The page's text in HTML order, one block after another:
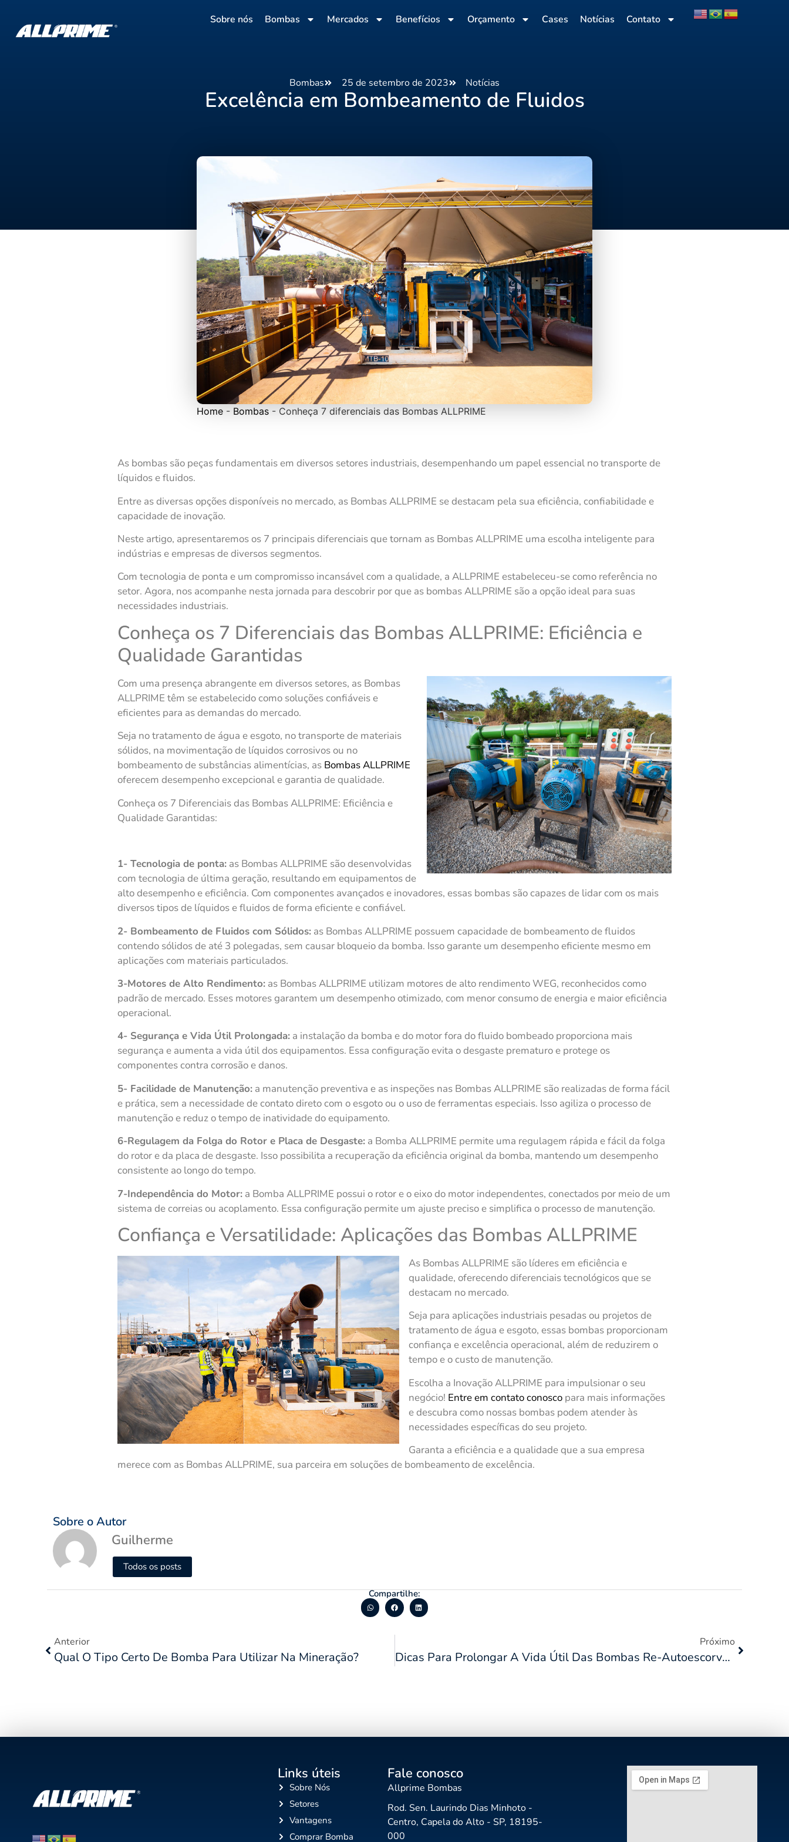
Sobre nós Bombas Mercados Benefícios Orçamento Cases Notícias Contato
Bombas 25 de setembro de 2023 Notícias
Excelência em Bombeamento de Fluidos
Home - Bombas - Conheça 7 diferenciais das Bombas ALLPRIME
As bombas são peças fundamentais em diversos setores industriais, desempenhando um papel essencial no transporte de
líquidos e fluidos.
Entre as diversas opções disponíveis no mercado, as Bombas ALLPRIME se destacam pela sua eficiência, confiabilidade e
capacidade de inovação.
Neste artigo, apresentaremos os 7 principais diferenciais que tornam as Bombas ALLPRIME uma escolha inteligente para
indústrias e empresas de diversos segmentos.
Com tecnologia de ponta e um compromisso incansável com a qualidade, a ALLPRIME estabeleceu-se como referência no
setor. Agora, nos acompanhe nesta jornada para descobrir por que as bombas ALLPRIME são a opção ideal para suas
necessidades industriais.
Conheça os 7 Diferenciais das Bombas ALLPRIME: Eficiência e
Qualidade Garantidas
Com uma presença abrangente em diversos setores, as Bombas
ALLPRIME têm se estabelecido como soluções confiáveis e
eficientes para as demandas do mercado.
Seja no tratamento de água e esgoto, no transporte de materiais
sólidos, na movimentação de líquidos corrosivos ou no
bombeamento de substâncias alimentícias, as Bombas ALLPRIME
oferecem desempenho excepcional e garantia de qualidade.
Conheça os 7 Diferenciais das Bombas ALLPRIME: Eficiência e
Qualidade Garantidas:
1- Tecnologia de ponta: as Bombas ALLPRIME são desenvolvidas
com tecnologia de última geração, resultando em equipamentos de
alto desempenho e eficiência. Com componentes avançados e inovadores, essas bombas são capazes de lidar com os mais
diversos tipos de líquidos e fluidos de forma eficiente e confiável.
2- Bombeamento de Fluidos com Sólidos: as Bombas ALLPRIME possuem capacidade de bombeamento de fluidos
contendo sólidos de até 3 polegadas, sem causar bloqueio da bomba. Isso garante um desempenho eficiente mesmo em
aplicações com materiais particulados.
3-Motores de Alto Rendimento: as Bombas ALLPRIME utilizam motores de alto rendimento WEG, reconhecidos como
padrão de mercado. Esses motores garantem um desempenho otimizado, com menor consumo de energia e maior eficiência
operacional.
4- Segurança e Vida Útil Prolongada: a instalação da bomba e do motor fora do fluido bombeado proporciona mais
segurança e aumenta a vida útil dos equipamentos. Essa configuração evita o desgaste prematuro e protege os
componentes contra corrosão e danos.
5- Facilidade de Manutenção: a manutenção preventiva e as inspeções nas Bombas ALLPRIME são realizadas de forma fácil
e prática, sem a necessidade de contato direto com o esgoto ou o uso de ferramentas especiais. Isso agiliza o processo de
manutenção e reduz o tempo de inatividade do equipamento.
6-Regulagem da Folga do Rotor e Placa de Desgaste: a Bomba ALLPRIME permite uma regulagem rápida e fácil da folga
do rotor e da placa de desgaste. Isso possibilita a recuperação da eficiência original da bomba, mantendo um desempenho
consistente ao longo do tempo.
7-Independência do Motor: a Bomba ALLPRIME possui o rotor e o eixo do motor independentes, conectados por meio de um
sistema de correias ou acoplamento. Essa configuração permite um ajuste preciso e simplifica o processo de manutenção.
Confiança e Versatilidade: Aplicações das Bombas ALLPRIME
As Bombas ALLPRIME são líderes em eficiência e
qualidade, oferecendo diferenciais tecnológicos que se
destacam no mercado.
Seja para aplicações industriais pesadas ou projetos de
tratamento de água e esgoto, essas bombas proporcionam
confiança e excelência operacional, além de reduzirem o
tempo e o custo de manutenção.
Escolha a Inovação ALLPRIME para impulsionar o seu
negócio! Entre em contato conosco para mais informações
e descubra como nossas bombas podem atender às
necessidades específicas do seu projeto.
Garanta a eficiência e a qualidade que a sua empresa
merece com as Bombas ALLPRIME, sua parceira em soluções de bombeamento de excelência.
Sobre o Autor
Guilherme
Todos os posts
Compartilhe:
Anterior
Qual O Tipo Certo De Bomba Para Utilizar Na Mineração?
Próximo
Dicas Para Prolongar A Vida Útil Das Bombas Re-Autoescorvantes: Um Guia Básico De Manutenção
Links úteis
Sobre Nós
Setores
Vantagens
Comprar Bomba
Fale conosco
Allprime Bombas
Rod. Sen. Laurindo Dias Minhoto -
Centro, Capela do Alto - SP, 18195-
000